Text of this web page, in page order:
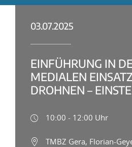
03.07.2025
EINFÜHRUNG IN
MEDIALEN
DROHNEN –
10:00 - 12:00 Uhr
TMBZ Gera, Florian-